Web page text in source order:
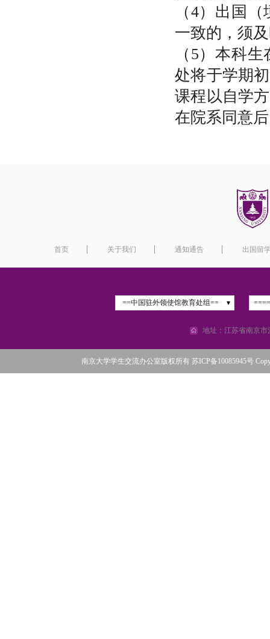
（4）出国
一致的，须
（5）本科
处将于学期
课程以自学
在院系同意
首页 关于我们 通知通告 出国留
==中国驻外领使馆教育处组==
地址：江苏省南京市
南京大学学生交流办公室版权所有 苏ICP备10085945号